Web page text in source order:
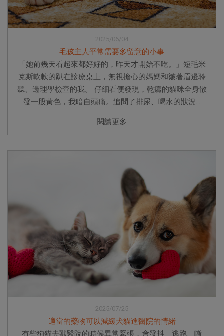
2025/06/04
毛孩主人平常需要多留意的小事
「她前幾天看起來都好好的，昨天才開始不吃。」短毛米
克斯軟軟的趴在診療桌上，無視擔心的媽媽和皺著眉邊聆
聽、邊理學檢查的我。 仔細看便發現，乾癟的貓咪全身散
發一股黃色，我暗自頭痛。追問了排尿、喝水的狀況...
閱讀更多
2025/07/25
適當的藥物可以減緩犬貓進醫院的情緒
有些狗貓去獸醫院的時候異常緊張，會發抖、逃跑、嘶